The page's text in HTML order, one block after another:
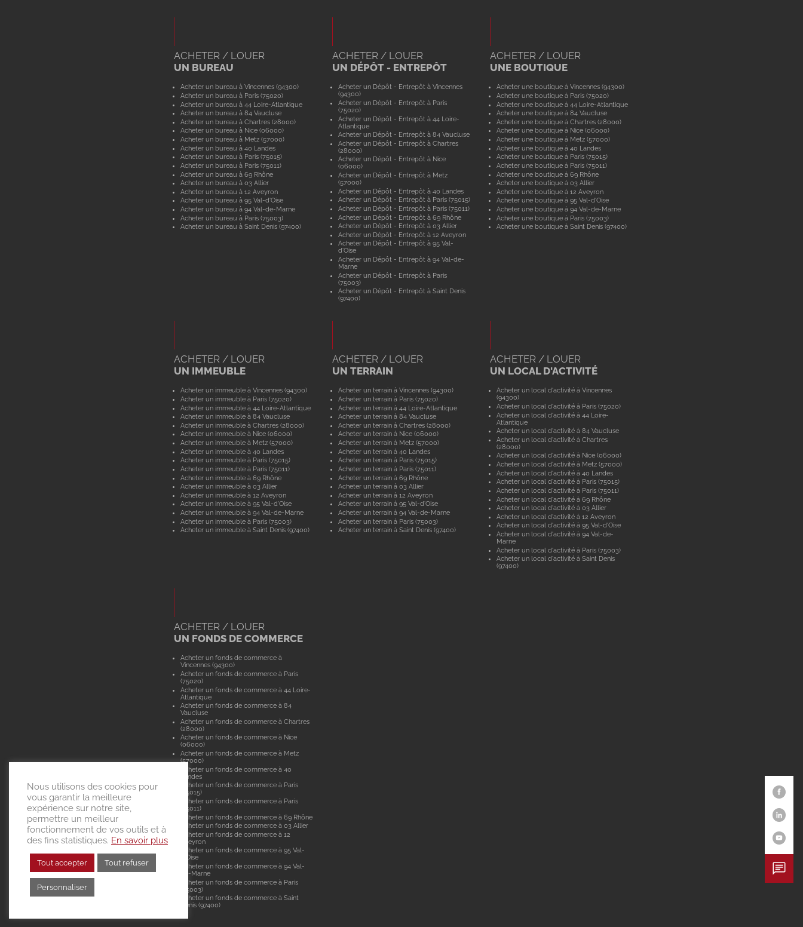
ACHETER / LOUER
UN BUREAU
Acheter un bureau à Vincennes (94300)
Acheter un bureau à Paris (75020)
Acheter un bureau à 44 Loire-Atlantique
Acheter un bureau à 84 Vaucluse
Acheter un bureau à Chartres (28000)
Acheter un bureau à Nice (06000)
Acheter un bureau à Metz (57000)
Acheter un bureau à 40 Landes
Acheter un bureau à Paris (75015)
Acheter un bureau à Paris (75011)
Acheter un bureau à 69 Rhône
Acheter un bureau à 03 Allier
Acheter un bureau à 12 Aveyron
Acheter un bureau à 95 Val-d'Oise
Acheter un bureau à 94 Val-de-Marne
Acheter un bureau à Paris (75003)
Acheter un bureau à Saint Denis (97400)
ACHETER / LOUER
UN DÉPÔT - ENTREPÔT
Acheter un Dépôt - Entrepôt à Vincennes
(94300)
Acheter un Dépôt - Entrepôt à Paris
(75020)
Acheter un Dépôt - Entrepôt à 44 Loire-
Atlantique
Acheter un Dépôt - Entrepôt à 84 Vaucluse
Acheter un Dépôt - Entrepôt à Chartres
(28000)
Acheter un Dépôt - Entrepôt à Nice
(06000)
Acheter un Dépôt - Entrepôt à Metz
(57000)
Acheter un Dépôt - Entrepôt à 40 Landes
Acheter un Dépôt - Entrepôt à Paris (75015)
Acheter un Dépôt - Entrepôt à Paris (75011)
Acheter un Dépôt - Entrepôt à 69 Rhône
Acheter un Dépôt - Entrepôt à 03 Allier
Acheter un Dépôt - Entrepôt à 12 Aveyron
Acheter un Dépôt - Entrepôt à 95 Val-
d'Oise
Acheter un Dépôt - Entrepôt à 94 Val-de-
Marne
Acheter un Dépôt - Entrepôt à Paris
(75003)
Acheter un Dépôt - Entrepôt à Saint Denis
(97400)
ACHETER / LOUER
UNE BOUTIQUE
Acheter une boutique à Vincennes (94300)
Acheter une boutique à Paris (75020)
Acheter une boutique à 44 Loire-Atlantique
Acheter une boutique à 84 Vaucluse
Acheter une boutique à Chartres (28000)
Acheter une boutique à Nice (06000)
Acheter une boutique à Metz (57000)
Acheter une boutique à 40 Landes
Acheter une boutique à Paris (75015)
Acheter une boutique à Paris (75011)
Acheter une boutique à 69 Rhône
Acheter une boutique à 03 Allier
Acheter une boutique à 12 Aveyron
Acheter une boutique à 95 Val-d'Oise
Acheter une boutique à 94 Val-de-Marne
Acheter une boutique à Paris (75003)
Acheter une boutique à Saint Denis (97400)
ACHETER / LOUER
UN IMMEUBLE
Acheter un immeuble à Vincennes (94300)
Acheter un immeuble à Paris (75020)
Acheter un immeuble à 44 Loire-Atlantique
Acheter un immeuble à 84 Vaucluse
Acheter un immeuble à Chartres (28000)
Acheter un immeuble à Nice (06000)
Acheter un immeuble à Metz (57000)
Acheter un immeuble à 40 Landes
Acheter un immeuble à Paris (75015)
Acheter un immeuble à Paris (75011)
Acheter un immeuble à 69 Rhône
Acheter un immeuble à 03 Allier
Acheter un immeuble à 12 Aveyron
Acheter un immeuble à 95 Val-d'Oise
Acheter un immeuble à 94 Val-de-Marne
Acheter un immeuble à Paris (75003)
Acheter un immeuble à Saint Denis (97400)
ACHETER / LOUER
UN TERRAIN
Acheter un terrain à Vincennes (94300)
Acheter un terrain à Paris (75020)
Acheter un terrain à 44 Loire-Atlantique
Acheter un terrain à 84 Vaucluse
Acheter un terrain à Chartres (28000)
Acheter un terrain à Nice (06000)
Acheter un terrain à Metz (57000)
Acheter un terrain à 40 Landes
Acheter un terrain à Paris (75015)
Acheter un terrain à Paris (75011)
Acheter un terrain à 69 Rhône
Acheter un terrain à 03 Allier
Acheter un terrain à 12 Aveyron
Acheter un terrain à 95 Val-d'Oise
Acheter un terrain à 94 Val-de-Marne
Acheter un terrain à Paris (75003)
Acheter un terrain à Saint Denis (97400)
ACHETER / LOUER
UN LOCAL D'ACTIVITÉ
Acheter un local d'activité à Vincennes
(94300)
Acheter un local d'activité à Paris (75020)
Acheter un local d'activité à 44 Loire-
Atlantique
Acheter un local d'activité à 84 Vaucluse
Acheter un local d'activité à Chartres
(28000)
Acheter un local d'activité à Nice (06000)
Acheter un local d'activité à Metz (57000)
Acheter un local d'activité à 40 Landes
Acheter un local d'activité à Paris (75015)
Acheter un local d'activité à Paris (75011)
Acheter un local d'activité à 69 Rhône
Acheter un local d'activité à 03 Allier
Acheter un local d'activité à 12 Aveyron
Acheter un local d'activité à 95 Val-d'Oise
Acheter un local d'activité à 94 Val-de-
Marne
Acheter un local d'activité à Paris (75003)
Acheter un local d'activité à Saint Denis
(97400)
ACHETER / LOUER
UN FONDS DE COMMERCE
Acheter un fonds de commerce à
Vincennes (94300)
Acheter un fonds de commerce à Paris
(75020)
Acheter un fonds de commerce à 44 Loire-
Atlantique
Acheter un fonds de commerce à 84
Vaucluse
Acheter un fonds de commerce à Chartres
(28000)
Acheter un fonds de commerce à Nice
(06000)
Acheter un fonds de commerce à Metz
(57000)
Acheter un fonds de commerce à 40
Landes
Acheter un fonds de commerce à Paris
(75015)
Acheter un fonds de commerce à Paris
(75011)
Acheter un fonds de commerce à 69 Rhône
Acheter un fonds de commerce à 03 Allier
Acheter un fonds de commerce à 12
Aveyron
Acheter un fonds de commerce à 95 Val-
d'Oise
Acheter un fonds de commerce à 94 Val-
de-Marne
Acheter un fonds de commerce à Paris
(75003)
Acheter un fonds de commerce à Saint
Denis (97400)
Nous utilisons des cookies pour
vous garantir la meilleure
expérience sur notre site,
permettre un meilleur
fonctionnement de vos outils et à
des fins statistiques. En savoir plus
Tout accepter Tout refuser
Personnaliser